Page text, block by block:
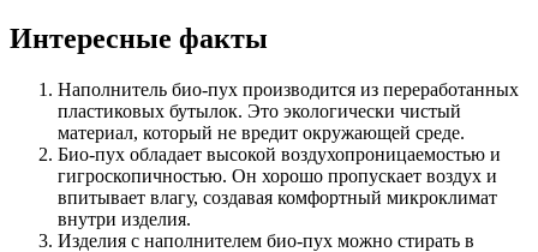
Интересные факты
Наполнитель био-пух производится из переработанных
пластиковых бутылок. Это экологически чистый
материал, который не вредит окружающей среде.
Био-пух обладает высокой воздухопроницаемостью и
гигроскопичностью. Он хорошо пропускает воздух и
впитывает влагу, создавая комфортный микроклимат
внутри изделия.
Изделия с наполнителем био-пух можно стирать в